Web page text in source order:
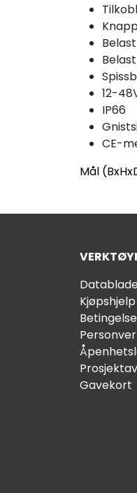
12-
IP66
CE-
Mål
Kjøpshjelp
Gavekort